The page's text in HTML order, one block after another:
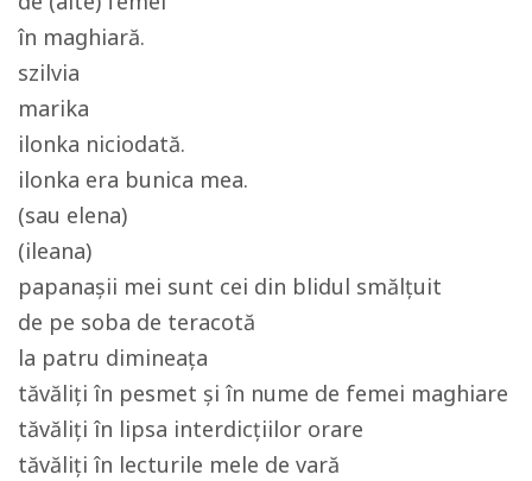
în maghiară.
szilvia
marika
ilonka niciodată.
ilonka era bunica mea.
(sau elena)
(ileana)
papanașii mei sunt cei din blidul smălțuit
de pe soba de teracotă
la patru dimineața
tăvăliți în pesmet și în nume de femei maghiare
tăvăliți în lipsa interdicțiilor orare
tăvăliți în lecturile mele de vară